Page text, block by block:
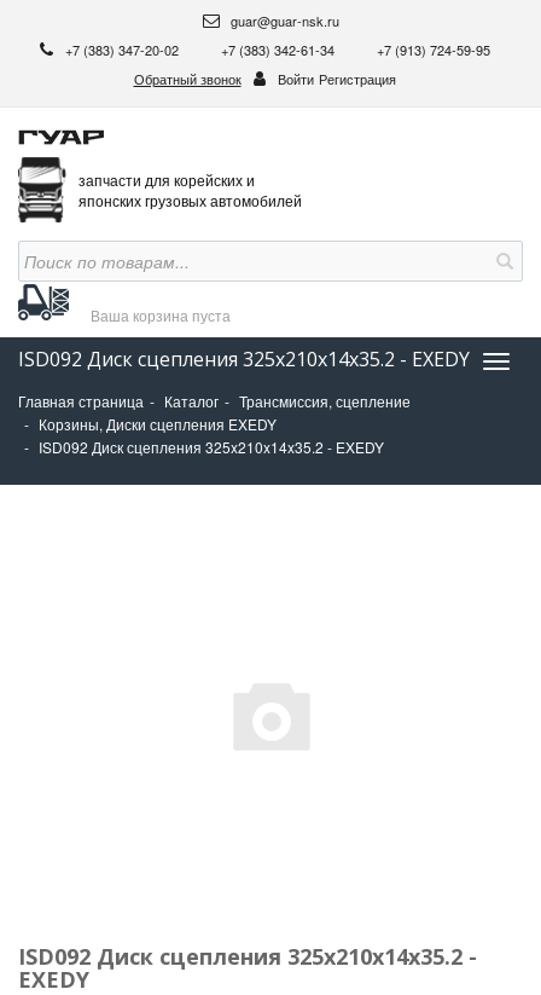
guar@guar-nsk.ru
+7 (383) 347-20-02
+7 (383) 342-61-34
+7 (913) 724-59-95
Обратный звонок
Войти Регистрация
запчасти для корейских и
японских грузовых автомобилей
Ваша корзина пуста
ISD092 Диск сцепления 325x210x14x35.2 - EXEDY
Главная страница Каталог
Трансмиссия, сцепление
Корзины, Диски сцепления EXEDY
ISD092 Диск сцепления 325x210x14x35.2 - EXEDY
ISD092 Диск сцепления 325x210x14x35.2 -
EXEDY